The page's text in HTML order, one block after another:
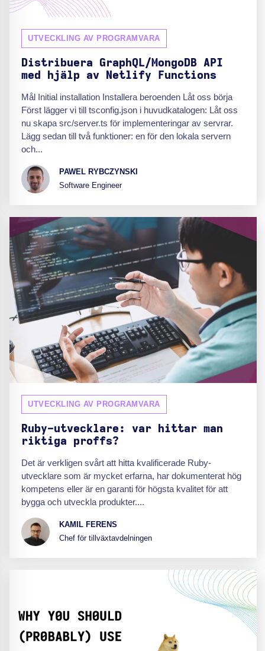
UTVECKLING AV PROGRAMVARA
Distribuera GraphQL/MongoDB API
med hjälp av Netlify Functions
Mål Initial installation Installera beroenden Låt oss börja
Först lägger vi till tsconfig.json i huvudkatalogen: Låt oss
nu skapa src/server.ts för implementeringar av servrar.
Lägg sedan till två funktioner: en för den lokala servern
och...
PAWEL RYBCZYNSKI
Software Engineer
UTVECKLING AV PROGRAMVARA
Ruby-utvecklare: var hittar man
riktiga proffs?
Det är verkligen svårt att hitta kvalificerade Ruby-
utvecklare som är mycket erfarna, har dokumenterat hög
kompetens eller är en garanti för högsta kvalitet för att
bygga och utveckla produkter....
KAMIL FERENS
Chef för tillväxtavdelningen